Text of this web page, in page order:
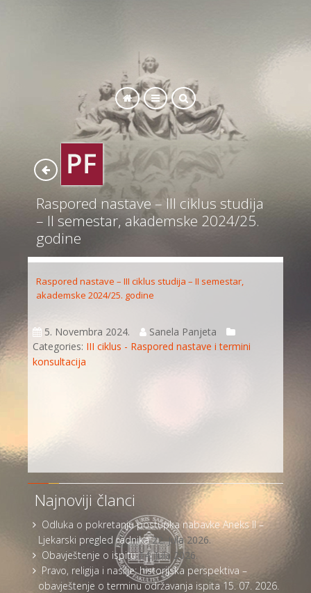
Raspored nastave – III ciklus studija
– II semestar, akademske 2024/25.
godine
Raspored nastave – III ciklus studija – II semestar,
akademske 2024/25. godine
5. Novembra 2024.
Sanela Panjeta
Categories: III ciklus - Raspored nastave i termini
konsultacija
Najnoviji članci
Odluka o pokretanju postupka nabavke Aneks II –
Ljekarski pregled radnika 22. Jula 2026.
Obavještenje o ispitu 14. Jula 2026.
Pravo, religija i nasilje: historijska perspektiva –
obavještenje o terminu održavanja ispita 15. 07. 2026.